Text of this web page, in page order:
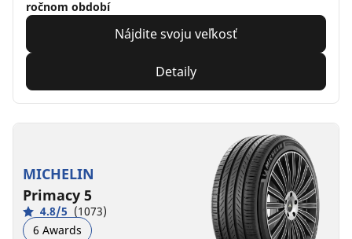
ročnom období
Nájdite svoju veľkosť
Detaily
MICHELIN
Primacy 5
4.8/5 (1073)
6 Awards